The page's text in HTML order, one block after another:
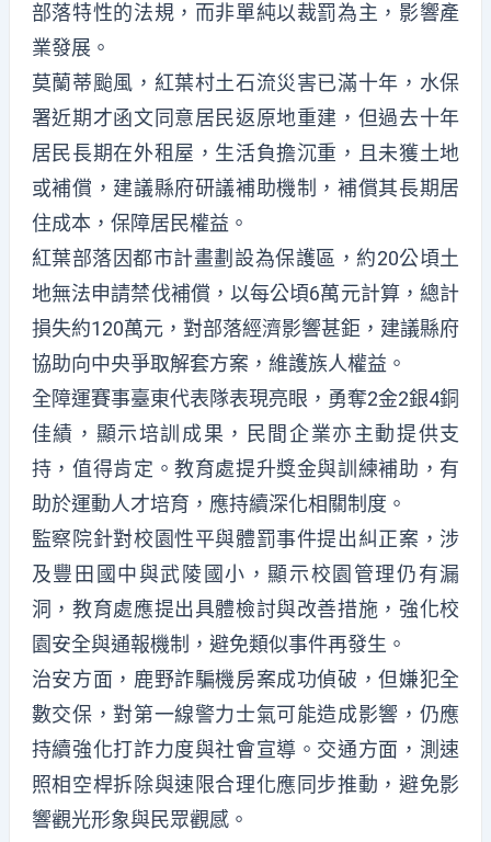
部落特性的法規，而非單純以裁罰為主，影響產
業發展。
莫蘭蒂颱風，紅葉村土石流災害已滿十年，水保
署近期才函文同意居民返原地重建，但過去十年
居民長期在外租屋，生活負擔沉重，且未獲土地
或補償，建議縣府研議補助機制，補償其長期居
住成本，保障居民權益。
紅葉部落因都市計畫劃設為保護區，約20公頃土
地無法申請禁伐補償，以每公頃6萬元計算，總計
損失約120萬元，對部落經濟影響甚鉅，建議縣府
協助向中央爭取解套方案，維護族人權益。
全障運賽事臺東代表隊表現亮眼，勇奪2金2銀4銅
佳績，顯示培訓成果，民間企業亦主動提供支
持，值得肯定。教育處提升獎金與訓練補助，有
助於運動人才培育，應持續深化相關制度。
監察院針對校園性平與體罰事件提出糾正案，涉
及豐田國中與武陵國小，顯示校園管理仍有漏
洞，教育處應提出具體檢討與改善措施，強化校
園安全與通報機制，避免類似事件再發生。
治安方面，鹿野詐騙機房案成功偵破，但嫌犯全
數交保，對第一線警力士氣可能造成影響，仍應
持續強化打詐力度與社會宣導。交通方面，測速
照相空桿拆除與速限合理化應同步推動，避免影
響觀光形象與民眾觀感。